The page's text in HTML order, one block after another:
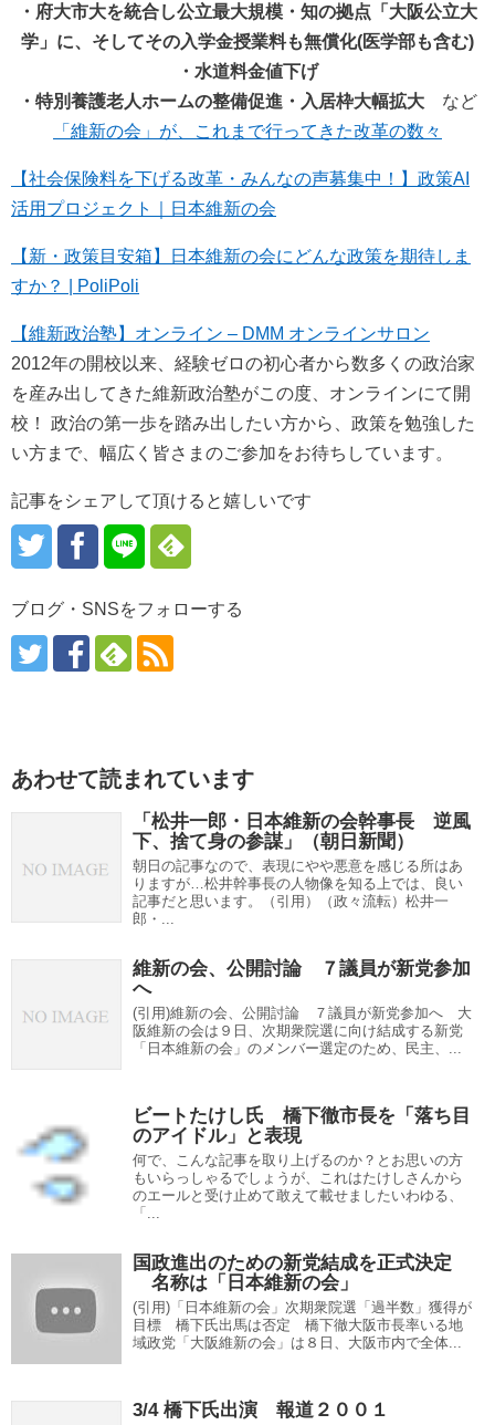
・府大市大を統合し公立最大規模・知の拠点「大阪公立大
学」に、そしてその入学金授業料も無償化(医学部も含む)
・水道料金値下げ
・特別養護老人ホームの整備促進・入居枠大幅拡大 など
「維新の会」が、これまで行ってきた改革の数々
【社会保険料を下げる改革・みんなの声募集中！】政策AI
活用プロジェクト｜日本維新の会
【新・政策目安箱】日本維新の会にどんな政策を期待しま
すか？ | PoliPoli
【維新政治塾】オンライン – DMM オンラインサロン
2012年の開校以来、経験ゼロの初心者から数多くの政治家
を産み出してきた維新政治塾がこの度、オンラインにて開
校！ 政治の第一歩を踏み出したい方から、政策を勉強した
い方まで、幅広く皆さまのご参加をお待ちしています。
記事をシェアして頂けると嬉しいです
ブログ・SNSをフォローする
あわせて読まれています
「松井一郎・日本維新の会幹事長 逆風
下、捨て身の参謀」（朝日新聞）
朝日の記事なので、表現にやや悪意を感じる所はあ
りますが…松井幹事長の人物像を知る上では、良い
記事だと思います。（引用）（政々流転）松井一
郎・...
維新の会、公開討論 ７議員が新党参加
へ
(引用)維新の会、公開討論 ７議員が新党参加へ 大
阪維新の会は９日、次期衆院選に向け結成する新党
「日本維新の会」のメンバー選定のため、民主、...
ビートたけし氏 橋下徹市長を「落ち目
のアイドル」と表現
何で、こんな記事を取り上げるのか？とお思いの方
もいらっしゃるでしょうが、これはたけしさんから
のエールと受け止めて敢えて載せましたいわゆる、
「...
国政進出のための新党結成を正式決定
名称は「日本維新の会」
(引用)「日本維新の会」次期衆院選「過半数」獲得が
目標 橋下氏出馬は否定 橋下徹大阪市長率いる地
域政党「大阪維新の会」は８日、大阪市内で全体...
3/4 橋下氏出演 報道２００１